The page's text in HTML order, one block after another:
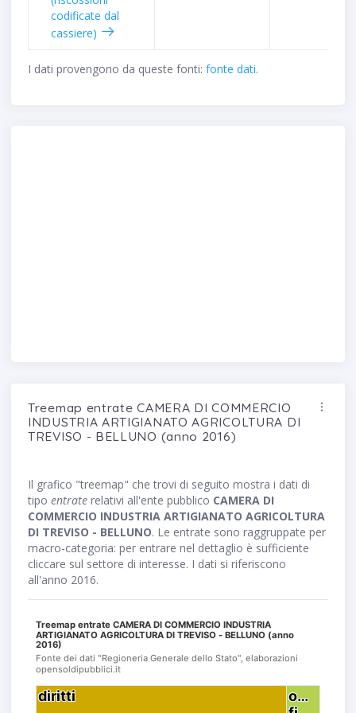
codificate dal
cassiere)
I dati provengono da queste fonti: fonte dati.
Treemap entrate CAMERA DI COMMERCIO
INDUSTRIA ARTIGIANATO AGRICOLTURA DI
TREVISO - BELLUNO (anno 2016)
Il grafico "treemap" che trovi di seguito mostra i dati di
tipo entrate relativi all'ente pubblico CAMERA DI
COMMERCIO INDUSTRIA ARTIGIANATO AGRICOLTURA
DI TREVISO - BELLUNO. Le entrate sono raggruppate per
macro-categoria: per entrare nel dettaglio è sufficiente
cliccare sul settore di interesse. I dati si riferiscono
all'anno 2016.
Treemap entrate CAMERA DI COMMERCIO INDUSTRIA
ARTIGIANATO AGRICOLTURA DI TREVISO - BELLUNO (anno
2016)
Fonte dei dati "Regioneria Generale dello Stato", elaborazioni
opensoldipubblici.it
diritti
diritti
o…
o…